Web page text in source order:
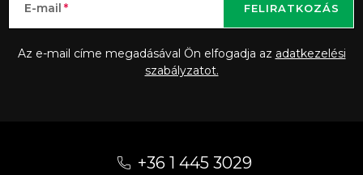
E-mail
Az e-mail címe megadásával Ön elfogadja az adatkezelési
szabályzatot.
FELIRATKOZÁS
+36 1 445 3029